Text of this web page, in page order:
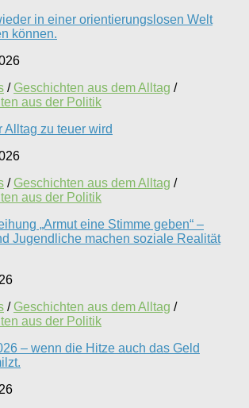
in einer orientierungslosen Welt
können.
/ Geschichten aus dem Alltag /
aus der Politik
Alltag zu teuer wird
/ Geschichten aus dem Alltag /
aus der Politik
„Armut eine Stimme geben“ –
Jugendliche machen soziale Realität
/ Geschichten aus dem Alltag /
aus der Politik
– wenn die Hitze auch das Geld